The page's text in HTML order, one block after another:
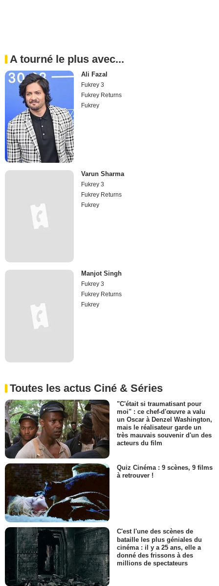
A tourné le plus avec...
Ali Fazal
Fukrey 3
Fukrey Returns
Fukrey
Varun Sharma
Fukrey 3
Fukrey Returns
Fukrey
Manjot Singh
Fukrey 3
Fukrey Returns
Fukrey
Toutes les actus Ciné & Séries
"C'était si traumatisant pour
moi" : ce chef-d'œuvre a valu
un Oscar à Denzel Washington,
mais le réalisateur garde un
très mauvais souvenir d'un des
acteurs du film
Quiz Cinéma : 9 scènes, 9 films
à retrouver !
C'est l'une des scènes de
bataille les plus géniales du
cinéma : il y a 25 ans, elle a
donné des frissons à des
millions de spectateurs